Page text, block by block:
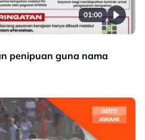
01:00
penipuan guna nama